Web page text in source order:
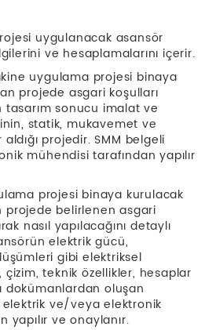
uygulanacak asansör
ve hesaplamalarını içerir.
uygulama projesi binaya
projede asgari koşulları
sonucu imalat ve
statik, mukavemet ve
projedir. SMM belgeli
mühendisi tarafından yapılır
projesi binaya kurulacak
projede belirlenen asgari
nasıl yapılacağını detaylı
elektrik gücü,
gibi elektriksel
çizim, teknik özellikler, hesaplar
dokümanlardan oluşan
elektrik ve/veya elektronik
yapılır ve onaylanır.